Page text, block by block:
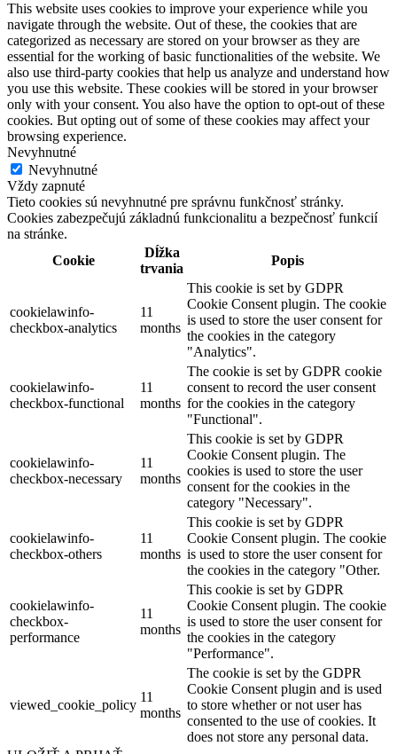
This website uses cookies to improve your experience while you
navigate through the website. Out of these, the cookies that are
categorized as necessary are stored on your browser as they are
essential for the working of basic functionalities of the website. We
also use third-party cookies that help us analyze and understand how
you use this website. These cookies will be stored in your browser
only with your consent. You also have the option to opt-out of these
cookies. But opting out of some of these cookies may affect your
browsing experience.
Nevyhnutné
Nevyhnutné
Vždy zapnuté
Tieto cookies sú nevyhnutné pre správnu funkčnosť stránky.
Cookies zabezpečujú základnú funkcionalitu a bezpečnosť funkcií
na stránke.
Cookie
Dĺžka
trvania
Popis
cookielawinfo-
checkbox-analytics
11
months
This cookie is set by GDPR
Cookie Consent plugin. The cookie
is used to store the user consent for
the cookies in the category
"Analytics".
cookielawinfo-
checkbox-functional
11
months
The cookie is set by GDPR cookie
consent to record the user consent
for the cookies in the category
"Functional".
cookielawinfo-
checkbox-necessary
11
months
This cookie is set by GDPR
Cookie Consent plugin. The
cookies is used to store the user
consent for the cookies in the
category "Necessary".
cookielawinfo-
checkbox-others
11
months
This cookie is set by GDPR
Cookie Consent plugin. The cookie
is used to store the user consent for
the cookies in the category "Other.
cookielawinfo-
checkbox-
performance
11
months
This cookie is set by GDPR
Cookie Consent plugin. The cookie
is used to store the user consent for
the cookies in the category
"Performance".
viewed_cookie_policy
11
months
The cookie is set by the GDPR
Cookie Consent plugin and is used
to store whether or not user has
consented to the use of cookies. It
does not store any personal data.